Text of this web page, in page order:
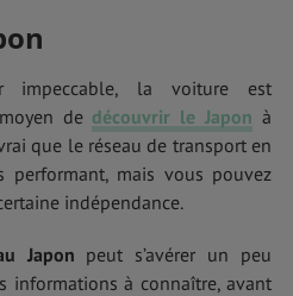
impeccable, la voiture est
de découvrir le Japon à
que le réseau de transport en
mais vous pouvez
indépendance.
Japon peut s’avérer un peu
informations à connaître, avant